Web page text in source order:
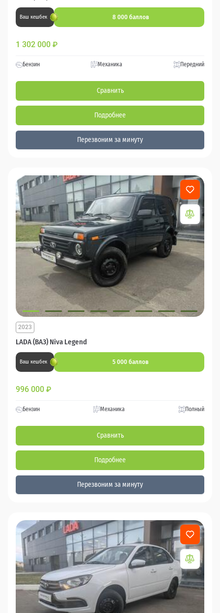
Ваш кешбек 8 000 баллов
1 302 000 ₽
Бензин Механика Передний
Сравнить
Подробнее
Перезвоним за минуту
LADA (ВАЗ) Niva Legend
2023
Ваш кешбек 5 000 баллов
996 000 ₽
Бензин Механика Полный
Сравнить
Подробнее
Перезвоним за минуту